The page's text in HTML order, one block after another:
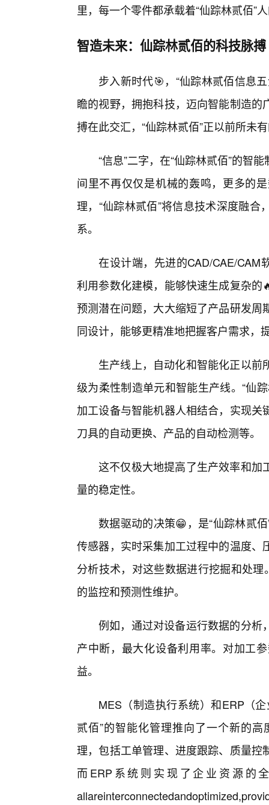
里，每一个零件都承载着“仙踪林贰佰”
智造未来：仙踪林贰佰的科技脉搏
步入新时代🎯，“仙踪林贰佰信息
瞻的视野，拥抱科技，迈向智能制造
搏在此交汇，“仙踪林贰佰”正以前所未
“信息”二字，在“仙踪林贰佰”的智
间里不再仅仅是机械的轰鸣，更多的
理，“仙踪林贰佰”将信息技术深度融
系。
在设计端，先进的CAD/CAE/CAM
利用参数化建模，能够快速生成复杂
预测潜在问题，大大缩短了产品研发
同设计，能够更精准地把握客户需求，
生产线上，自动化和智能化正以
级为柔性制造单元和智能生产线。“仙
加工设备与智能机器人相结合，实现
刀具的自动更换、产品的自动检测等。
这不仅极大地提高了生产效率和加
量的稳定性。
数据驱动的决策😁，是“仙踪林贰
传感器，实时采集加工过程中的温度
分析技术，对这些数据进行挖掘和处
的监控和预测性维护。
例如，通过对设备运行数据的分析
产中断，最大化设备利用率。对加工
益。
MES（制造执行系统）和ERP（
贰佰”的智能化管理推向了一个新的
理，包括工单管理、进度跟踪、质量
而ERP系统则实现了企业资源的